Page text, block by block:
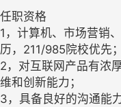
任职资格
1，计算机、市场营销
历，211/985院校优先；
2，对互联网产品有浓
维和创新能力；
3，具备良好的沟通能